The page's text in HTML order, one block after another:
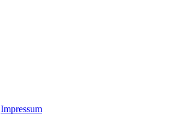
Impressum